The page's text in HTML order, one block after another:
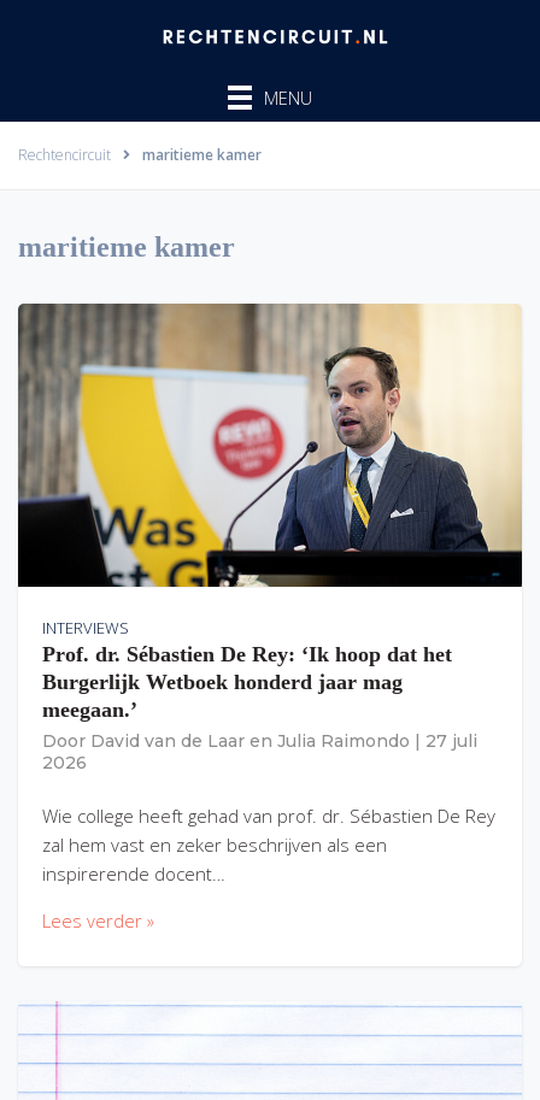
MENU
Rechtencircuit maritieme kamer
maritieme kamer
INTERVIEWS
Prof. dr. Sébastien De Rey: ‘Ik hoop dat het
Burgerlijk Wetboek honderd jaar mag
meegaan.’
Door David van de Laar en Julia Raimondo
27 juli
2026
Wie college heeft gehad van prof. dr. Sébastien De Rey
zal hem vast en zeker beschrijven als een
inspirerende docent…
Lees verder »